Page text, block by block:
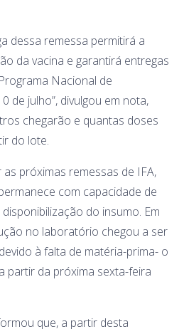
dessa remessa permitirá a
da vacina e garantirá entregas
Nacional de
de julho”, divulgou em nota,
chegarão e quantas doses
do lote.
próximas remessas de IFA,
com capacidade de
do insumo. Em
no laboratório chegou a ser
à falta de matéria-prima- o
partir da próxima sexta-feira
que, a partir desta